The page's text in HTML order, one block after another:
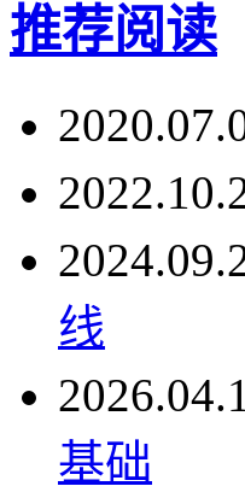
推荐阅读
线
基础